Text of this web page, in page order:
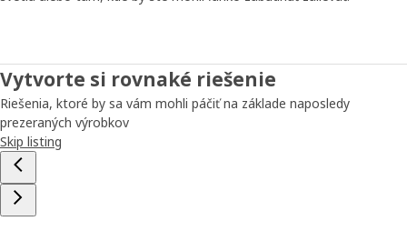
Vytvorte si rovnaké riešenie
Riešenia, ktoré by sa vám mohli páčiť na základe naposledy
prezeraných výrobkov
Skip listing